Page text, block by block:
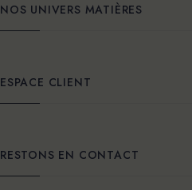
NOS UNIVERS MATIÈRES
ESPACE CLIENT
RESTONS EN CONTACT